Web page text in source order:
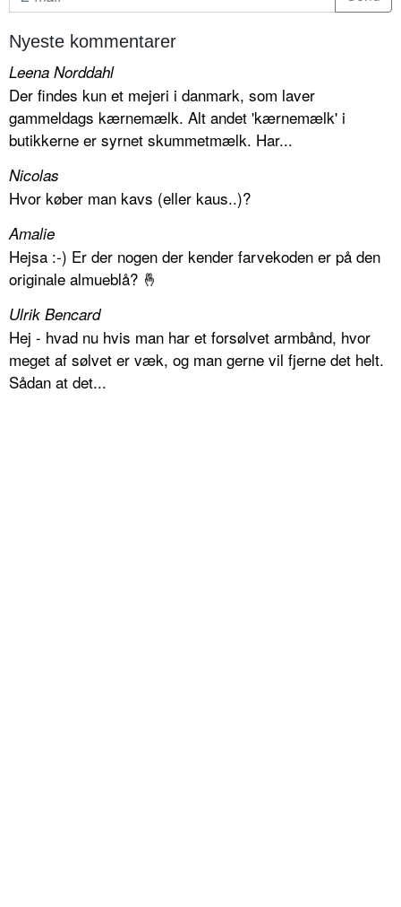
Nyeste kommentarer
Leena Norddahl
Der findes kun et mejeri i danmark, som laver
gammeldags kærnemælk. Alt andet 'kærnemælk' i
butikkerne er syrnet skummetmælk. Har...
Nicolas
Hvor køber man kavs (eller kaus..)?
Amalie
Hejsa :-) Er der nogen der kender farvekoden er på den
originale almueblå? 🤞
Ulrik Bencard
Hej - hvad nu hvis man har et forsølvet armbånd, hvor
meget af sølvet er væk, og man gerne vil fjerne det helt.
Sådan at det...